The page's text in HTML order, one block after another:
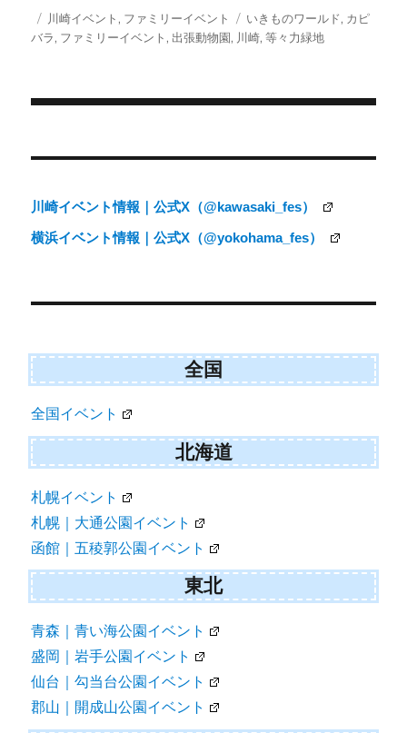
w
t
)
e
o
i
投
稿
カ
テ
川崎イベント , ファミリーイベント
タ
グ
いきものワールド, カピ
バラ, ファミリーイベント , 出張動物園, 川崎,等々力緑地
稿
ビ
ゲ
シ
ン
川崎イベント情報｜公式X（@kawasaki_fes）
横浜イベント情報｜公式X（@yokohama_fes）
全国
全国イベント
北海道
札幌イベント
札幌｜大通公園イベント
函館｜五稜郭公園イベント
東北
青森｜青い海公園イベント
盛岡｜岩手公園イベント
仙台｜勾当台公園イベント
郡山｜開成山公園イベント